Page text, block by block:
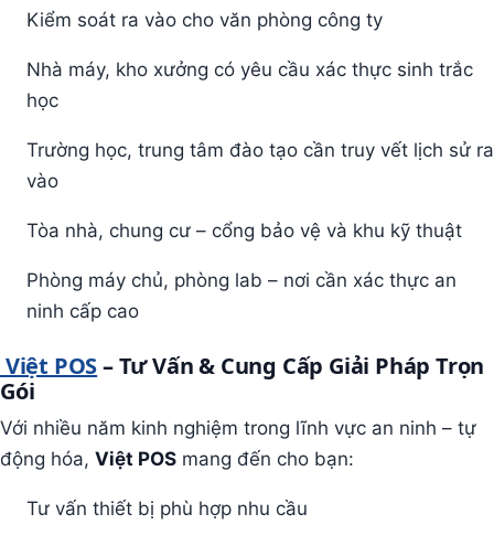
Kiểm soát ra vào cho văn phòng công ty
Nhà máy, kho xưởng có yêu cầu xác thực sinh trắc
học
Trường học, trung tâm đào tạo cần truy vết lịch sử ra
vào
Tòa nhà, chung cư – cổng bảo vệ và khu kỹ thuật
Phòng máy chủ, phòng lab – nơi cần xác thực an
ninh cấp cao
Việt POS– Tư Vấn & Cung Cấp Giải Pháp Trọn
Gói
Với nhiều năm kinh nghiệm trong lĩnh vực an ninh – tự
động hóa, Việt POS mang đến cho bạn:
Tư vấn thiết bị phù hợp nhu cầu